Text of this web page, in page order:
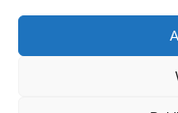
Stukadoor Nu>Stukadoor